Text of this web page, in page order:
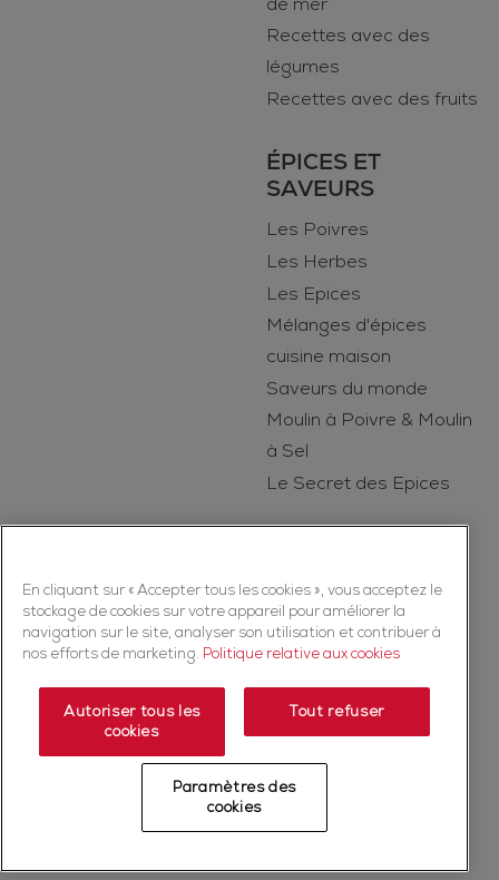
de mer
Recettes avec des
légumes
Recettes avec des fruits
ÉPICES ET
SAVEURS
Les Poivres
Les Herbes
Les Epices
Mélanges d'épices
cuisine maison
Saveurs du monde
Moulin à Poivre & Moulin
à Sel
Le Secret des Epices
Copyright © 2026 Ducros (McCormick & Company, Inc). Tous droits
réservés
Politique de confidentialité
Politique relative aux cookies
Plan du Site
Fiche produit relative aux qualités et caractéristiques
En cliquant sur « Accepter tous les cookies », vous acceptez le
stockage de cookies sur votre appareil pour améliorer la
navigation sur le site, analyser son utilisation et contribuer à
nos efforts de marketing. Politique relative aux cookies
Autoriser tous les
cookies
Tout refuser
Paramètres des
cookies